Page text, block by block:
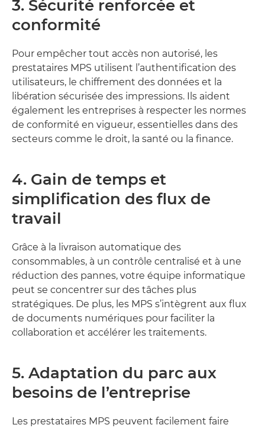
3. Sécurité renforcée et
conformité
Pour empêcher tout accès non autorisé, les
prestataires MPS utilisent l’authentification des
utilisateurs, le chiffrement des données et la
libération sécurisée des impressions. Ils aident
également les entreprises à respecter les normes
de conformité en vigueur, essentielles dans des
secteurs comme le droit, la santé ou la finance.
4. Gain de temps et
simplification des flux de
travail
Grâce à la livraison automatique des
consommables, à un contrôle centralisé et à une
réduction des pannes, votre équipe informatique
peut se concentrer sur des tâches plus
stratégiques. De plus, les MPS s’intègrent aux flux
de documents numériques pour faciliter la
collaboration et accélérer les traitements.
5. Adaptation du parc aux
besoins de l’entreprise
Les prestataires MPS peuvent facilement faire